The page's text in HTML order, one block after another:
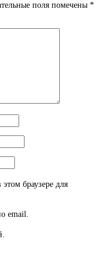
поля помечены *
браузере для
email.